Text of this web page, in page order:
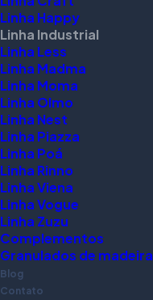
Linha Happy
Linha Industrial
Linha Less
Linha Madma
Linha Moma
Linha Olmo
Linha Nest
Linha Piazza
Linha Poá
Linha Rinno
Linha Viena
Linha Vogue
Linha Zuzu
Complementos
Granulados de madeira
Blog
Contato
Linha
Industrial